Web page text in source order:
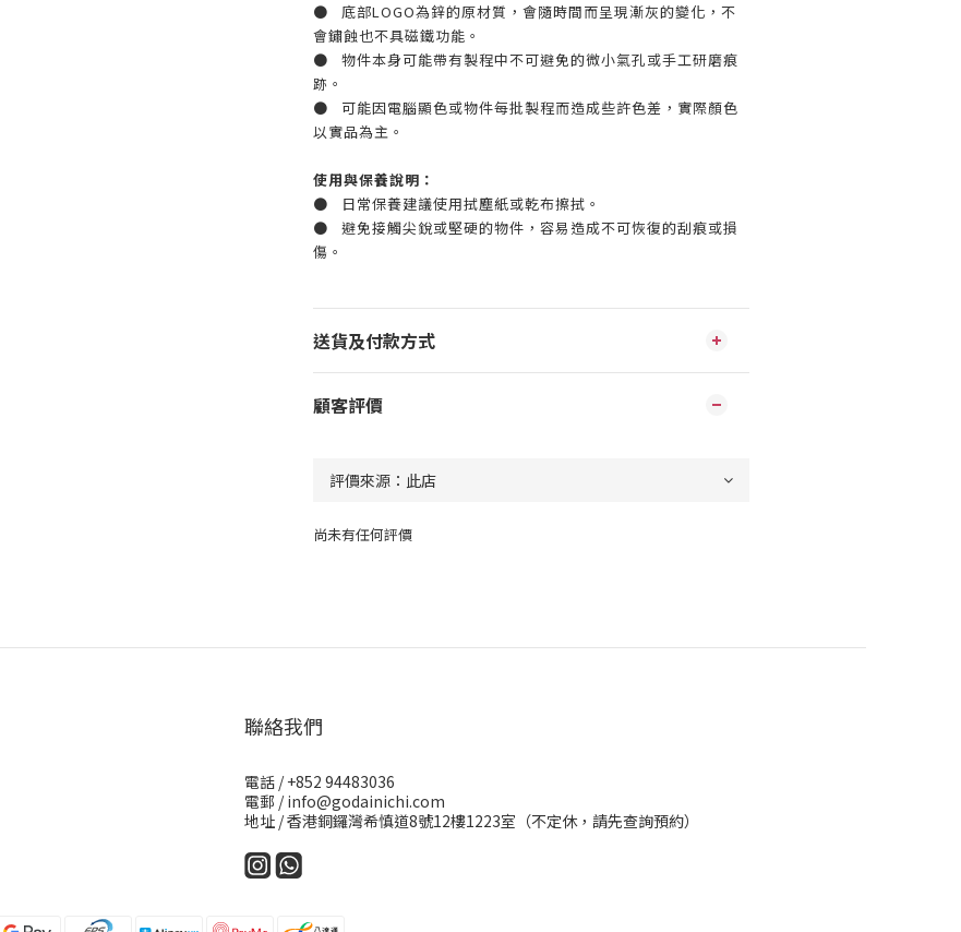
● 底部LOGO為鋅的原材質，會隨時間而呈現漸灰的變化，不
會鏽蝕也不具磁鐵功能。
● 物件本身可能帶有製程中不可避免的微小氣孔或手工研磨痕
跡。
● 可能因電腦顯色或物件每批製程而造成些許色差，實際顏色
以實品為主。
使用與保養說明：
● 日常保養建議使用拭塵紙或乾布擦拭。
● 避免接觸尖銳或堅硬的物件，容易造成不可恢復的刮痕或損
傷。
送貨及付款方式
顧客評價
尚未有任何評價
聯絡我們
電話 / +852 94483036
電郵 / info@godainichi.com
地址 / 香港銅鑼灣希慎道8號12樓1223室（不定休，請先查詢預約）